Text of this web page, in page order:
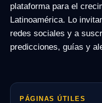
plataforma para el
Latinoamérica. Lo
redes sociales y a
predicciones, guías y
PÁGINAS ÚTILES